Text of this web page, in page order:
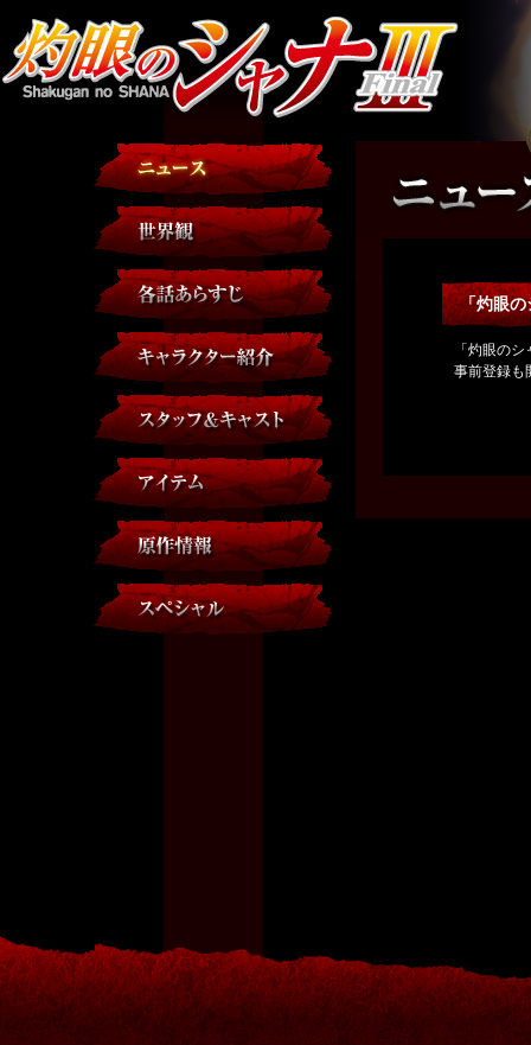
「灼眼の
「灼眼の
事前登録